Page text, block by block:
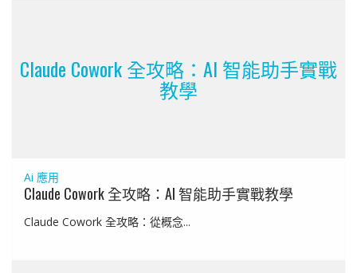
Claude Cowork 全攻略：AI 智能助手實戰
教學
Ai 應用
Claude Cowork 全攻略：AI 智能助手實戰教學
Claude Cowork 全攻略：從概念...